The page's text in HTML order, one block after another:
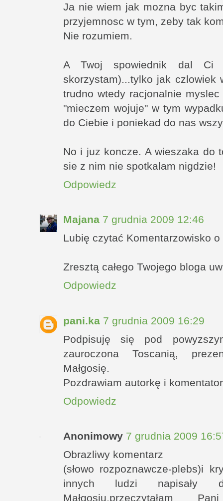
Ja nie wiem jak mozna byc
przyjemnosc w tym, zeby tak
Nie rozumiem.
A Twoj spowiednik dal
skorzystam)...tylko jak
trudno wtedy racjonalnie
"mieczem wojuje" w tym
do Ciebie i poniekad do nas
No i juz koncze. A wieszaka do
sie z nim nie spotkalam nigdzie!
Odpowiedz
Majana 7 grudnia 2009 12:46
Lubię czytać Komentarzowisko o
Zresztą całego Twojego bloga
Odpowiedz
pani.ka 7 grudnia 2009 16:29
Podpisuję się pod
zauroczona Toscanią,
Małgosię.
Pozdrawiam autorkę i
Odpowiedz
Anonimowy 7 grudnia 2009
Obrazliwy komentarz
(słowo rozpoznawcze-plebs)i
innych ludzi napisały